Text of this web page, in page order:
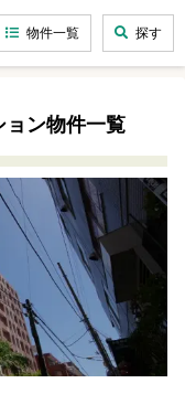
物件一覧 探す
ョン物件一覧